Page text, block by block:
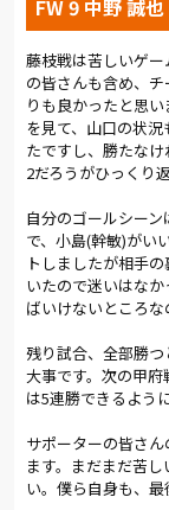
FW 9 中野 誠也
藤枝戦は苦しいゲ
の皆さんも含め、
りも良かったと思
を見て、山口の状
たですし、勝たな
2だろうがひっくり
自分のゴールシー
で、小島(幹敏)がい
トしましたが相手
いたので迷いはな
ばいけないところな
残り試合、全部勝
大事です。次の甲
は5連勝できるよう
サポーターの皆さ
ます。まだまだ苦
い。僕ら自身も、最